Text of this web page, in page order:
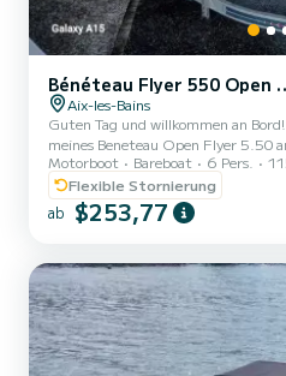
Aix-les-Bains
Guten Tag und willkommen an Bord! Ich biete Ihnen die Vermietung
meines Beneteau Open Flyer 5.50 an. Leicht zu handhaben,
ausgestattet, komfortabel und
einen Familienausflug, zum Angeln
Freunden. Er garantiert Ihnen ein angenehmes und
unkompliziertes Navigationserlebnis. Führerschein erforderlich. Bis
Motorboot Bareboat 6 Pers.
Flexible Stornierung
ab $253,77